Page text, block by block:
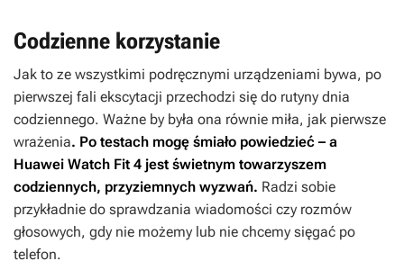
Codzienne korzystanie
Jak to ze wszystkimi podręcznymi urządzeniami bywa, po
pierwszej fali ekscytacji przechodzi się do rutyny dnia
codziennego. Ważne by była ona równie miła, jak pierwsze
wrażenia. Po testach mogę śmiało powiedzieć – a
Huawei Watch Fit 4 jest świetnym towarzyszem
codziennych, przyziemnych wyzwań. Radzi sobie
przykładnie do sprawdzania wiadomości czy rozmów
głosowych, gdy nie możemy lub nie chcemy sięgać po
telefon.